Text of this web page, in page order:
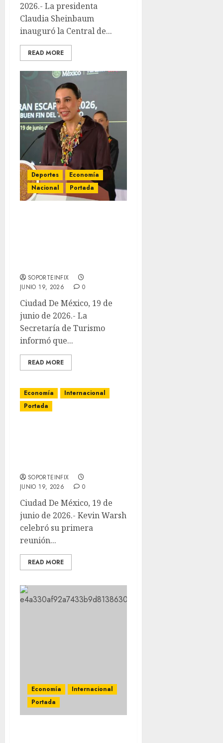
2026.- La presidenta
Claudia Sheinbaum
inauguró la Central de...
READ MORE
Deportes
Economía
Nacional
Portada
SOPORTEINFIX
JUNIO 19, 2026
0
Ciudad De México, 19 de
junio de 2026.- La
Secretaría de Turismo
informó que...
READ MORE
Economía
Internacional
Portada
SOPORTEINFIX
JUNIO 19, 2026
0
Ciudad De México, 19 de
junio de 2026.- Kevin Warsh
celebró su primera
reunión...
READ MORE
Economía
Internacional
Portada